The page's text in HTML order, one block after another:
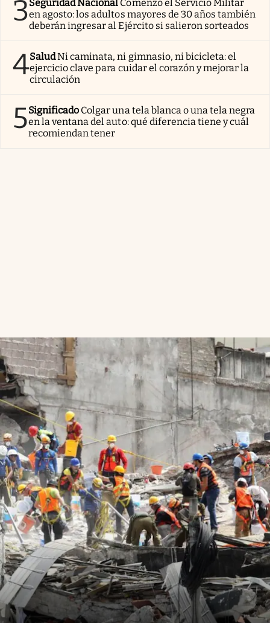
3Seguridad Nacional Comenzó el Servicio Militar
en agosto: los adultos mayores de 30 años también
deberán ingresar al Ejército si salieron sorteados
4SaludNi caminata, ni gimnasio, ni bicicleta: el
ejercicio clave para cuidar el corazón y mejorar la
circulación
5Significado Colgar una tela blanca o una tela negra
en la ventana del auto: qué diferencia tiene y cuál
recomiendan tener